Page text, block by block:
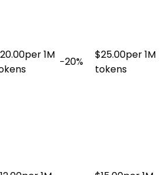
20.00per 1M
−20%
$25.00per 1M
tokens